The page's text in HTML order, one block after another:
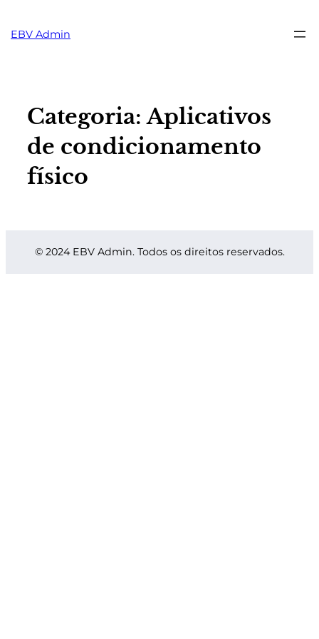
oEBV Admin
Categoria:Aplicativos
de condicionamento
físico
© 2024 EBV Admin. Todos os direitos reservados.